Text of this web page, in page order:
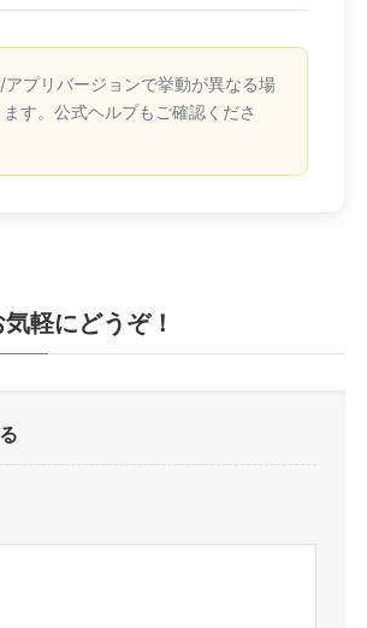
プリバージョンで挙動が異なる場
す。公式ヘルプもご確認くださ
軽にどうぞ！